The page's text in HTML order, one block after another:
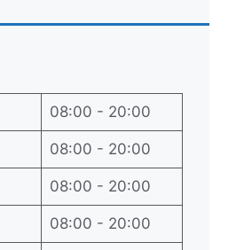
08:00 - 20:00
08:00 - 20:00
08:00 - 20:00
08:00 - 20:00